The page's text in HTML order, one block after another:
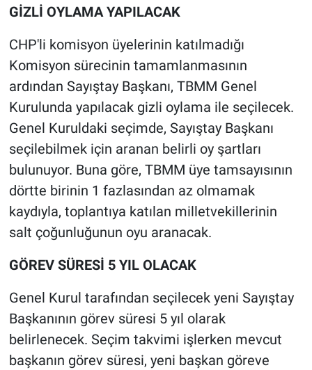
GİZLİ OYLAMA YAPILACAK
CHP'li komisyon üyelerinin katılmadığı
Komisyon sürecinin tamamlanmasının
ardından Sayıştay Başkanı, TBMM Genel
Kurulunda yapılacak gizli oylama ile seçilecek.
Genel Kuruldaki seçimde, Sayıştay Başkanı
seçilebilmek için aranan belirli oy şartları
bulunuyor. Buna göre, TBMM üye tamsayısının
dörtte birinin 1 fazlasından az olmamak
kaydıyla, toplantıya katılan milletvekillerinin
salt çoğunluğunun oyu aranacak.
GÖREV SÜRESİ 5 YIL OLACAK
Genel Kurul tarafından seçilecek yeni Sayıştay
Başkanının görev süresi 5 yıl olarak
belirlenecek. Seçim takvimi işlerken mevcut
başkanın görev süresi, yeni başkan göreve